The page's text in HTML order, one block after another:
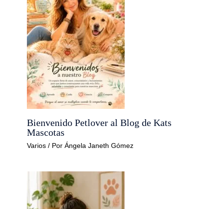
Bienvenido Petlover al Blog de Kats
Mascotas
Varios/ Por Ángela Janeth Gómez